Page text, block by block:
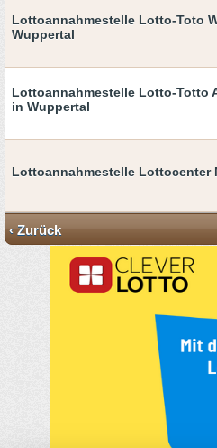
Lottoannahmestelle Lotto-Toto
Wuppertal
Lottoannahmestelle Lotto-Totto
in Wuppertal
Lottoannahmestelle Lottocenter
‹ Zurück